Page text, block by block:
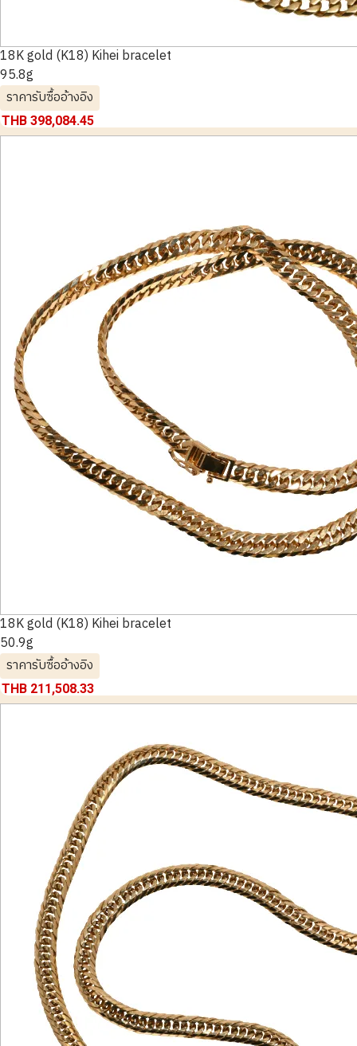
18K gold (K18) Kihei bracelet
95.8g
ราคารับซื้ออ้างอิง
THB 398,084.45
18K gold (K18) Kihei bracelet
50.9g
ราคารับซื้ออ้างอิง
THB 211,508.33